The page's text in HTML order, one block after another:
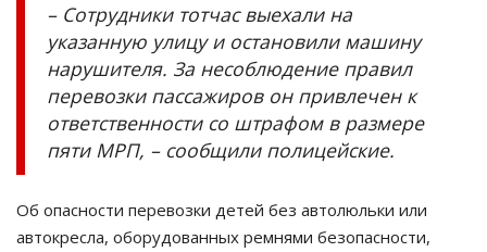
– Сотрудники тотчас выехали на
указанную улицу и остановили машину
нарушителя. За несоблюдение правил
перевозки пассажиров он привлечен к
ответственности со штрафом в размере
пяти МРП, – сообщили полицейские.
Об опасности перевозки детей без автолюльки или
автокресла, оборудованных ремнями безопасности,